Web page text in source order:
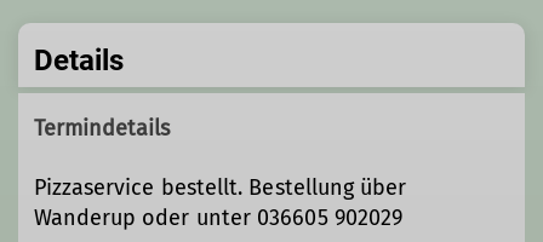
Details
Termindetails
Pizzaservice bestellt. Bestellung über
Wanderup oder unter 036605 902029